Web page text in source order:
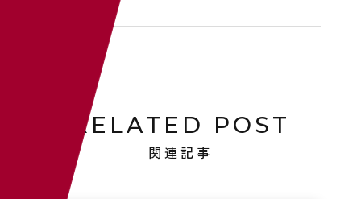
RELATED POST
関連記事